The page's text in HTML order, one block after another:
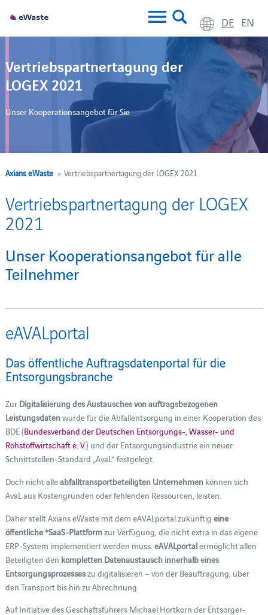
DE EN
Vertriebspartnertagung der
LOGEX 2021
Unser Kooperationsangebot für Sie
Axians eWaste> Vertriebspartnertagung der LOGEX 2021
Vertriebspartnertagung der LOGEX
2021
Unser Kooperationsangebot für alle
Teilnehmer
eAVALportal
Das öffentliche Auftragsdatenportal für die
Entsorgungsbranche
Zur Digitalisierung des Austausches von auftragsbezogenen
Leistungsdatenwurde für die Abfallentsorgung in einer Kooperation des
BDE (Bundesverband der Deutschen Entsorgungs-, Wasser- und
Rohstoffwirtschaft e. V.) und der Entsorgungsindustrie ein neuer
Schnittstellen-Standard „AvaL“ festgelegt.
Doch nicht alleabfalltransportbeteiligten Unternehmenkönnen sich
AvaL aus Kostengründen oder fehlenden Ressourcen, leisten.
Daher stellt Axians eWaste mit dem eAVALportal zukünftig eine
öffentliche *SaaS-Plattformzur Verfügung, die nicht extra in das eigene
ERP-System implementiert werden muss. eAVALportalermöglicht allen
Beteiligten den kompletten Datenaustausch innerhalb eines
Entsorgungsprozesseszu digitalisieren – von der Beauftragung, über
den Transport bis hin zu Abrechnung.
Auf Initiative des Geschäftsführers Michael Hörtkorn der Entsorger-